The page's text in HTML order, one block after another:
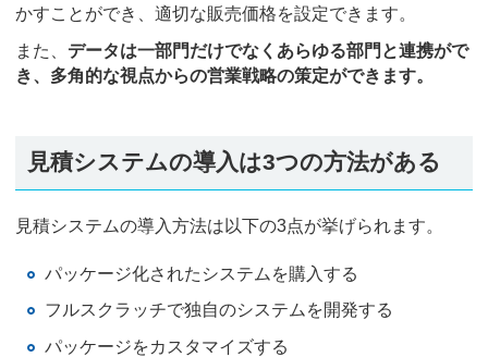
かすことができ、適切な販売価格を設定できます。
また、 データは一部門だけでなくあらゆる部門と連携がで
き、多角的な視点からの営業戦略の策定ができます。
見積システムの導入は3つの方法がある
見積システムの導入方法は以下の3点が挙げられます。
パッケージ化されたシステムを購入する
フルスクラッチで独自のシステムを開発する
パッケージをカスタマイズする